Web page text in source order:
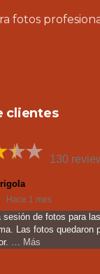
fotos
clientes
130
Hace 1 mes
sesión de fotos para
Las fotos quedaron
… Más